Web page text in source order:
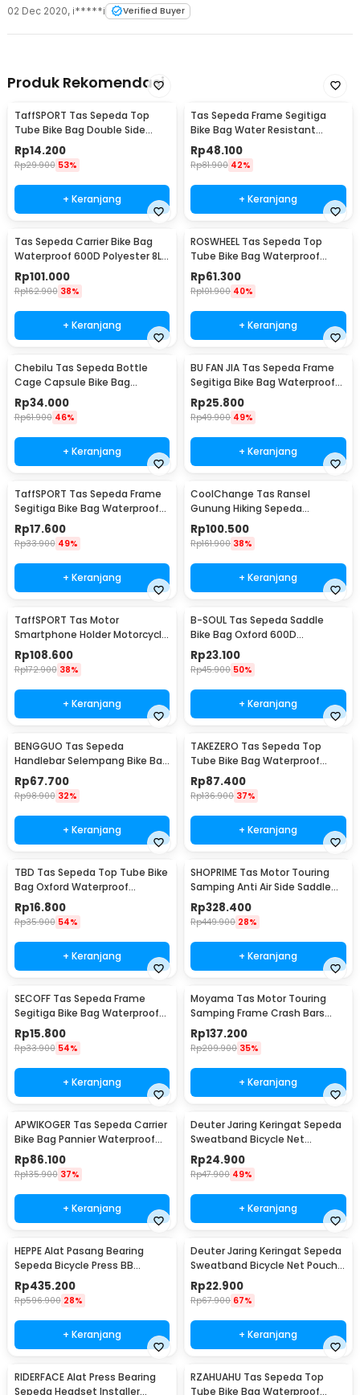
02 Dec 2020, i*****i Verified Buyer
Produk Rekomendasi
TaffSPORT Tas Sepeda Top
Tube Bike Bag Double Side
Waterproof
Rp14.200
Rp29.900 53%
+ Keranjang
Tas Sepeda Frame Segitiga
Bike Bag Water Resistant
Kapasitas Besar 2L - ROS126
Rp48.100
Rp81.900 42%
+ Keranjang
Tas Sepeda Carrier Bike Bag
Waterproof 600D Polyester 8L -
14024
Rp101.000
Rp162.900 38%
+ Keranjang
ROSWHEEL Tas Sepeda Top
Tube Bike Bag Waterproof
Holder HP 6 Inch - ROS12
Rp61.300
Rp101.900 40%
+ Keranjang
Chebilu Tas Sepeda Bottle
Cage Capsule Bike Bag
Waterproof Hard Shell
Rp34.000
Rp61.900 46%
+ Keranjang
BU FAN JIA Tas Sepeda Frame
Segitiga Bike Bag Waterproof
Holder Botol - YA224
Rp25.800
Rp49.900 49%
+ Keranjang
TaffSPORT Tas Sepeda Frame
Segitiga Bike Bag Waterproof
Nylon - YA187
Rp17.600
Rp33.900 49%
+ Keranjang
CoolChange Tas Ransel
Gunung Hiking Sepeda
Waterproof 10L - GC10
Rp100.500
Rp161.900 38%
+ Keranjang
TaffSPORT Tas Motor
Smartphone Holder Motorcycle
Fuel Bag - SA212
Rp108.600
Rp172.900 38%
+ Keranjang
B-SOUL Tas Sepeda Saddle
Bike Bag Oxford 600D
Waterproof Reflektif
Rp23.100
Rp45.900 50%
+ Keranjang
BENGGUO Tas Sepeda
Handlebar Selempang Bike Bag
Waterproof Multifungsi - P200
Rp67.700
Rp98.900 32%
+ Keranjang
TAKEZERO Tas Sepeda Top
Tube Bike Bag Waterproof
Holder HP 6.8 Inch - TZ47
Rp87.400
Rp136.900 37%
+ Keranjang
TBD Tas Sepeda Top Tube Bike
Bag Oxford Waterproof
Kapasitas Besar - TB01
Rp16.800
Rp35.900 54%
+ Keranjang
SHOPRIME Tas Motor Touring
Samping Anti Air Side Saddle
Bag - SH58L
Rp328.400
Rp449.900 28%
+ Keranjang
SECOFF Tas Sepeda Frame
Segitiga Bike Bag Waterproof
Kapasitas Besar - SF20
Rp15.800
Rp33.900 54%
+ Keranjang
Moyama Tas Motor Touring
Samping Frame Crash Bars
Waterproof Bag 8L - INU27
Rp137.200
Rp209.900 35%
+ Keranjang
APWIKOGER Tas Sepeda Carrier
Bike Bag Pannier Waterproof
15L - PE2
Rp86.100
Rp135.900 37%
+ Keranjang
Deuter Jaring Keringat Sepeda
Sweatband Bicycle Net
Waterproof Denim - D550
Rp24.900
Rp47.900 49%
+ Keranjang
HEPPE Alat Pasang Bearing
Sepeda Bicycle Press BB
Aluminium Alloy - HP-7075
Rp435.200
Rp596.900 28%
+ Keranjang
Deuter Jaring Keringat Sepeda
Sweatband Bicycle Net Pouch
Touchscreen - D660
Rp22.900
Rp67.900 67%
+ Keranjang
RIDERFACE Alat Press Bearing
Sepeda Headset Installer
RZAHUAHU Tas Sepeda Top
Tube Bike Bag Waterproof